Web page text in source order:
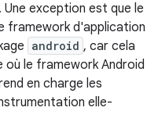
exception est que le
framework d'application
android , car cela
le framework Android
en charge les
elle-